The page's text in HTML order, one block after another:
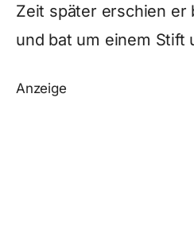
Zeit später erschien er
und bat um einem Stift
Anzeige